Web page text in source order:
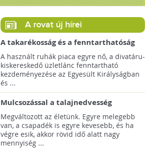
A rovat új hírei
A takarékosság és a fenntarthatóság
ösztönzésére a Zara 14 európai
országra terjeszti ki használtruha
szolgáltatását!
A használt ruhák piaca egyre nő, a divatáru-
kiskereskedő üzletlánc fenntartható
kezdeményezése az Egyesült Királyságban
és ...
Mulcsozással a talajnedvesség
megtartásáért
Megváltozott az életünk. Egyre melegebb
van, a csapadék is egyre kevesebb, és ha
végre esik, akkor rövid idő alatt nagy
mennyiség ...